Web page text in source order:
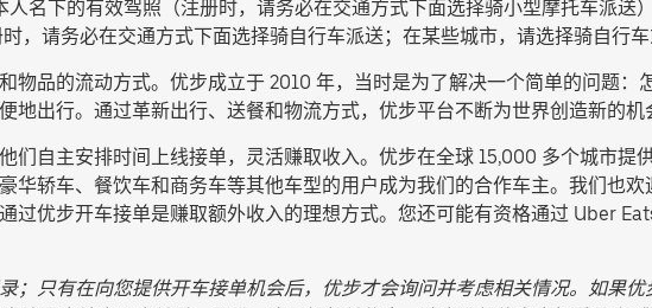
名下的有效驾照（注册时，请务必在交通方式下面选择骑小型摩托车派送
，请务必在交通方式下面选择骑自行车派送；在某些城市，请选择骑自行
物品的流动方式。优步成立于 2010 年，当时是为了解决一个简单的问题：
地出行。通过革新出行、送餐和物流方式，优步平台不断为世界创造新的机
们自主安排时间上线接单，灵活赚取收入。优步在全球 15,000 多个城市提
华轿车、餐饮车和商务车等其他车型的用户成为我们的合作车主。我们也
过优步开车接单是赚取额外收入的理想方式。您还可能有资格通过 Uber
；只有在向您提供开车接单机会后，优步才会询问并考虑相关情况。如果